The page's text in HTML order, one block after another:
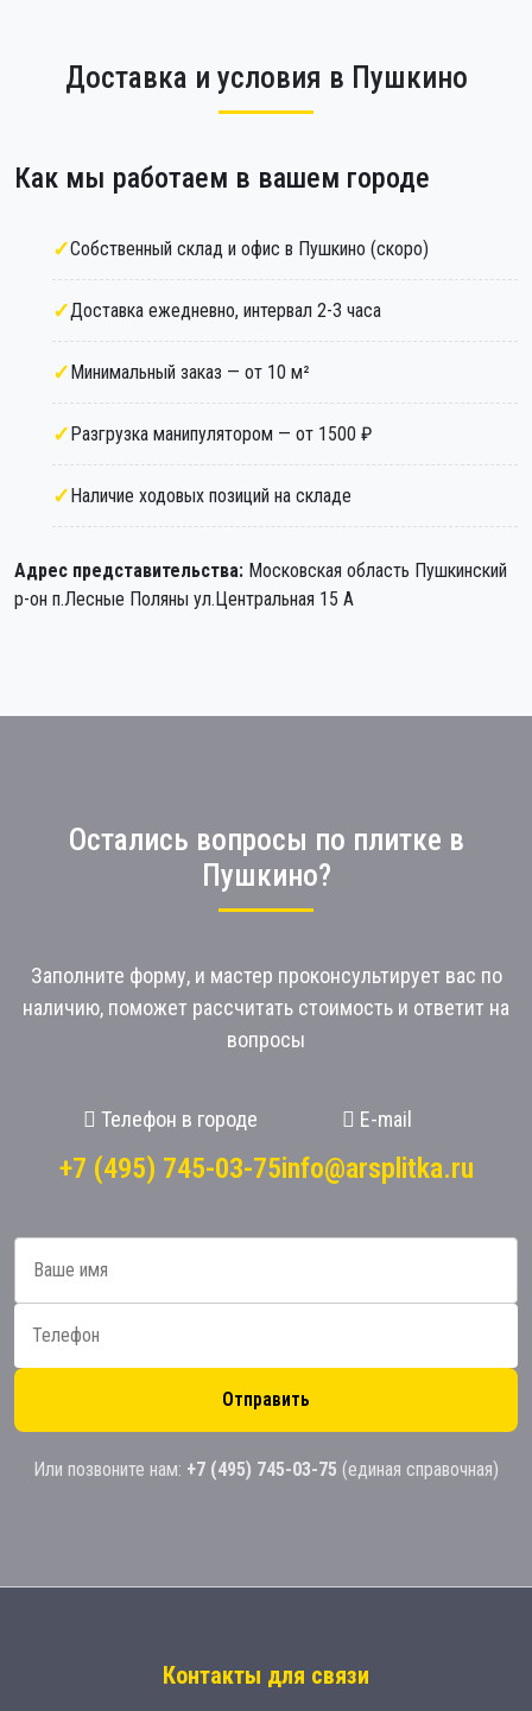
Доставка и условия в Пушкино
Как мы работаем в вашем городе
Собственный склад и офис в Пушкино (скоро)
Доставка ежедневно, интервал 2-3 часа
Минимальный заказ — от 10 м²
Разгрузка манипулятором — от 1500 ₽
Наличие ходовых позиций на складе
Адрес представительства: Московская область Пушкинский
р-он п.Лесные Поляны ул.Центральная 15 А
Остались вопросы по плитке в
Пушкино?
Заполните форму, и мастер проконсультирует вас по
наличию, поможет рассчитать стоимость и ответит на
вопросы
Телефон в городе
+7 (495) 745-03-75
E-mail
info@arsplitka.ru
Отправить
Или позвоните нам: +7 (495) 745-03-75 (единая справочная)
Контакты для связи